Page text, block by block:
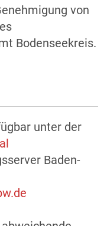
von
Bodenseekreis.
unter der
Baden-